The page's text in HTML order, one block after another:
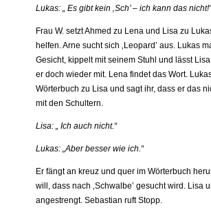
Lukas: „ Es gibt kein ‚Sch’ – ich kann das
Frau W. setzt Ahmed zu Lena und Lisa zu
helfen. Arne sucht sich ‚Leopard’ aus. Lukas
Gesicht, kippelt mit seinem Stuhl und lässt
er doch wieder mit. Lena findet das Wort.
Wörterbuch zu Lisa und sagt ihr, dass er das
mit den Schultern.
Lisa: „ Ich auch nicht.“
Lukas: „Aber besser wie ich.“
Er fängt an kreuz und quer im Wörterbuch
will, dass nach ‚Schwalbe’ gesucht wird. Lisa
angestrengt. Sebastian ruft Stopp.